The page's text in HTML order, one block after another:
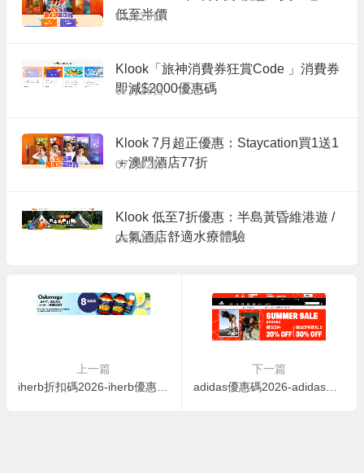
低至半價
07月29日
Klook「旅神消費券狂賞Code 」消費券
即減$2000優惠碼
07月16日
Klook 7月超正優惠：Staycation買1送1
＋澳門酒店77折
07月02日
Klook 低至7折優惠：半島黃昏維港遊 /
人氣酒店舒適水療體驗
06月11日
上一篇
iherb折扣碼2026-iherb優惠碼201-iHerb官網Oslomega 挪威歐米伽 全場8折
下一篇
adidas優惠碼2026-adidas香港官網 SUMMER SALE 低至額外7折優惠